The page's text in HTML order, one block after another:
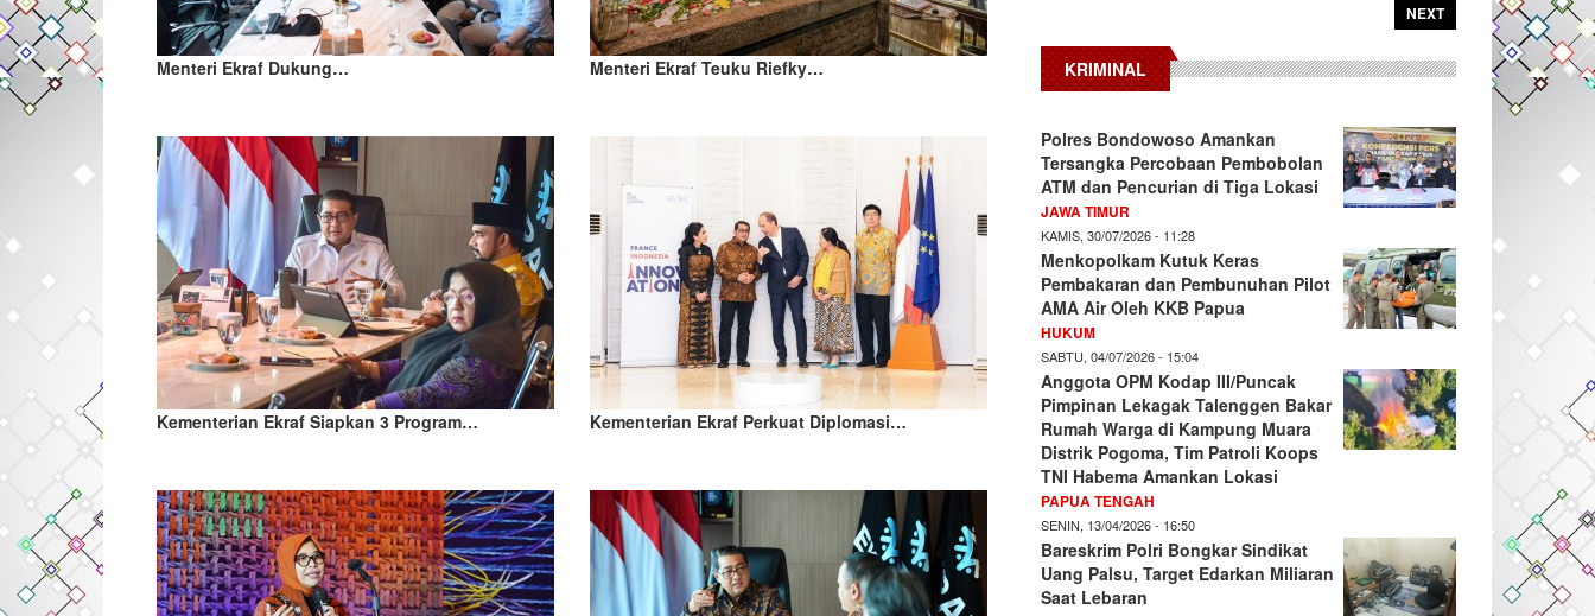
Menteri Ekraf Dukung… Menteri Ekraf Teuku Riefky…
Kementerian Ekraf Siapkan 3 Program… Kementerian Ekraf Perkuat Diplomasi…
NEXT
KRIMINAL
Polres Bondowoso Amankan
Tersangka Percobaan Pembobolan
ATM dan Pencurian di Tiga Lokasi
JAWA TIMUR
KAMIS, 30/07/2026 - 11:28
Menkopolkam Kutuk Keras
Pembakaran dan Pembunuhan Pilot
AMA Air Oleh KKB Papua
HUKUM
SABTU, 04/07/2026 - 15:04
Anggota OPM Kodap III/Puncak
Pimpinan Lekagak Talenggen Bakar
Rumah Warga di Kampung Muara
Distrik Pogoma, Tim Patroli Koops
TNI Habema Amankan Lokasi
PAPUA TENGAH
SENIN, 13/04/2026 - 16:50
Bareskrim Polri Bongkar Sindikat
Uang Palsu, Target Edarkan Miliaran
Saat Lebaran